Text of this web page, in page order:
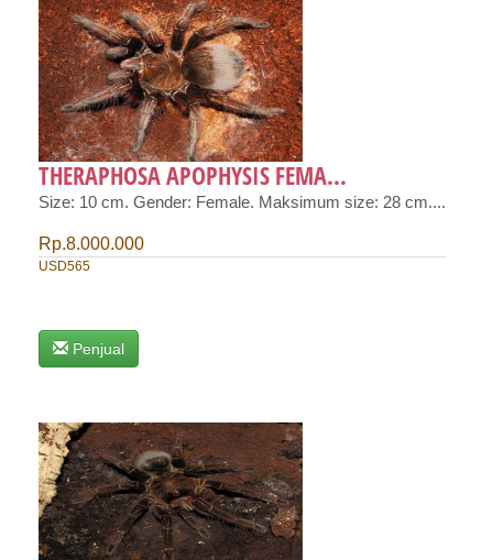
THERAPHOSA APOPHYSIS FEMA...
Size: 10 cm. Gender: Female. Maksimum size: 28 cm....
Rp.8.000.000
USD565
Penjual